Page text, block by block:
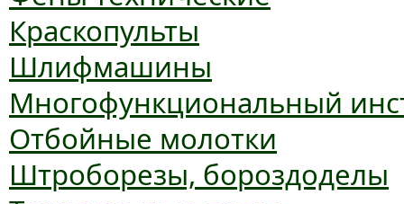
Краскопульты
Шлифмашины
Многофункциональный
Отбойные молотки
Штроборезы, бороздоделы